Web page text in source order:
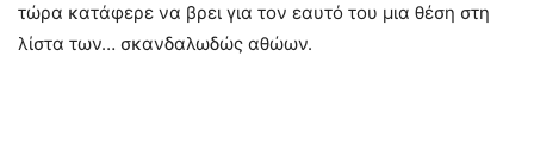
τώρα κατάφερε να βρει για τον εαυτό του μια θέση στη
λίστα των… σκανδαλωδώς αθώων.